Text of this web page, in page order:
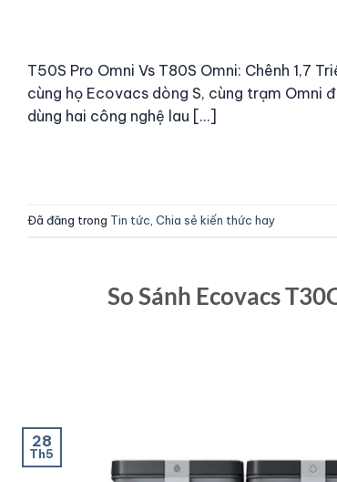
T50S Pro Omni Vs T80S Omni: Chênh 1,7
cùng họ Ecovacs dòng S, cùng trạm Omni
dùng hai công nghệ lau […]
Đã đăng trong Tin tức, Chia sẻ kiến thức hay
So Sánh Ecovacs
28
Th5